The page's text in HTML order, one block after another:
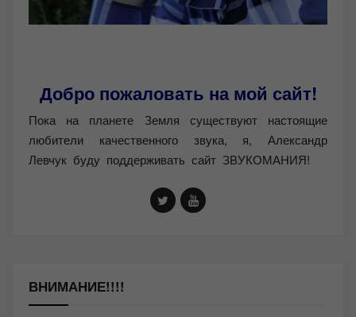
Добро пожаловать на мой сайт!
Пока на планете Земля существуют настоящие
любители качественного звука, я, Александр
Левчук буду поддерживать сайт ЗВУКОМАНИЯ!
ВНИМАНИЕ!!!!